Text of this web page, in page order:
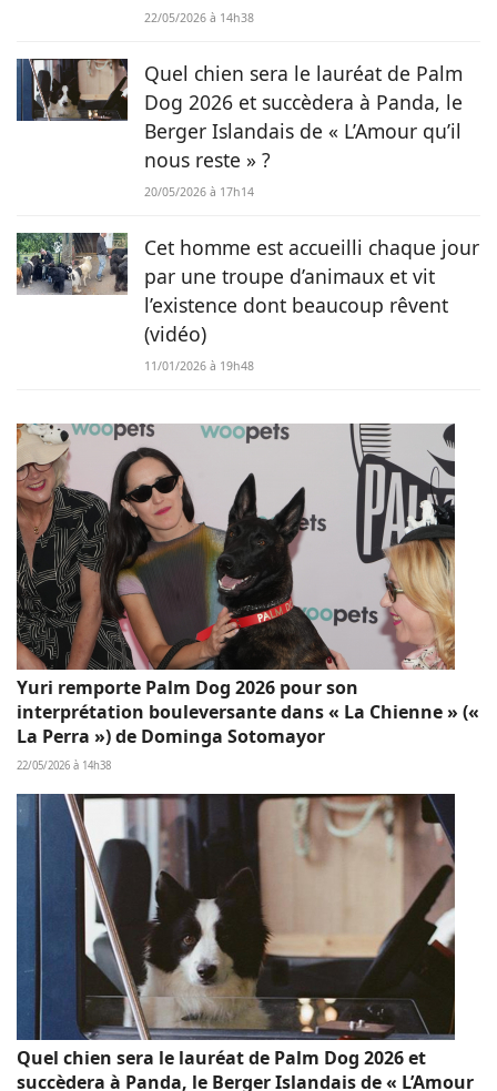
22/05/2026 à 14h38
Quel chien sera le lauréat de Palm
Dog 2026 et succèdera à Panda, le
Berger Islandais de « L’Amour qu’il
nous reste » ?
20/05/2026 à 17h14
Cet homme est accueilli chaque jour
par une troupe d’animaux et vit
l’existence dont beaucoup rêvent
(vidéo)
11/01/2026 à 19h48
Yuri remporte Palm Dog 2026 pour son
interprétation bouleversante dans « La Chienne » («
La Perra ») de Dominga Sotomayor
22/05/2026 à 14h38
Quel chien sera le lauréat de Palm Dog 2026 et
succèdera à Panda, le Berger Islandais de « L’Amour